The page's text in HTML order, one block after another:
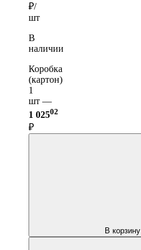
₽/
шт
В
наличии
Коробка
(картон)
1
шт —
1 02502
₽
В корзину